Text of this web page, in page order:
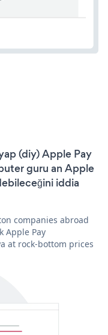
(diy) Apple Pay
guru an Apple
iddia
companies abroad
Apple Pay
at rock-bottom prices